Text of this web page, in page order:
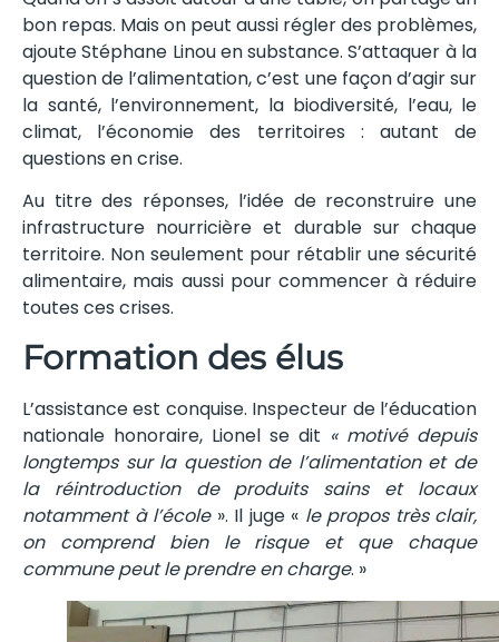
bon repas. Mais on peut aussi régler des problèmes,
ajoute Stéphane Linou en substance. S’attaquer à la
question de l’alimentation, c’est une façon d’agir sur
la santé, l’environnement, la biodiversité, l’eau, le
climat, l’économie des territoires : autant de
questions en crise.
Au titre des réponses, l’idée de reconstruire une
infrastructure nourricière et durable sur chaque
territoire. Non seulement pour rétablir une sécurité
alimentaire, mais aussi pour commencer à réduire
toutes ces crises.
Formation des élus
L’assistance est conquise. Inspecteur de l’éducation
nationale honoraire, Lionel se dit « motivé depuis
longtemps sur la question de l’alimentation et de
la réintroduction de produits sains et locaux
notamment à l’école». Il juge « le propos très clair,
on comprend bien le risque et que chaque
commune peut le prendre en charge. »